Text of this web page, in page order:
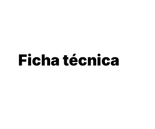
Ficha técnica